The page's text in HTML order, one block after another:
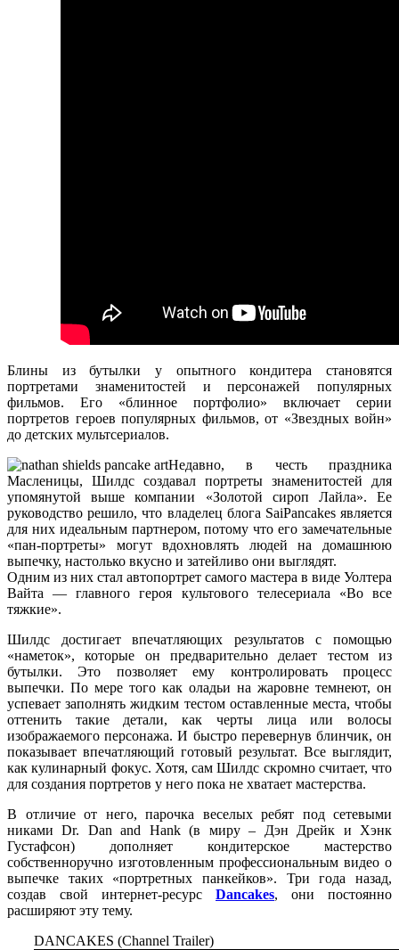
Блины из бутылки у опытного кондитера становятся
портретами знаменитостей и персонажей популярных
фильмов. Его «блинное портфолио» включает серии
портретов героев популярных фильмов, от «Звездных войн»
до детских мультсериалов.
Недавно, в честь праздника
Масленицы, Шилдс создавал портреты знаменитостей для
упомянутой выше компании «Золотой сироп Лайла». Ее
руководство решило, что владелец блога SaiPancakes является
для них идеальным партнером, потому что его замечательные
«пан-портреты» могут вдохновлять людей на домашнюю
выпечку, настолько вкусно и затейливо они выглядят.
Одним из них стал автопортрет самого мастера в виде Уолтера
Вайта — главного героя культового телесериала «Во все
тяжкие».
Шилдс достигает впечатляющих результатов с помощью
«наметок», которые он предварительно делает тестом из
бутылки. Это позволяет ему контролировать процесс
выпечки. По мере того как оладьи на жаровне темнеют, он
успевает заполнять жидким тестом оставленные места, чтобы
оттенить такие детали, как черты лица или волосы
изображаемого персонажа. И быстро перевернув блинчик, он
показывает впечатляющий готовый результат. Все выглядит,
как кулинарный фокус. Хотя, сам Шилдс скромно считает, что
для создания портретов у него пока не хватает мастерства.
В отличие от него, парочка веселых ребят под сетевыми
никами Dr. Dan and Hank (в миру – Дэн Дрейк и Хэнк
Густафсон) дополняет кондитерское мастерство
собственноручно изготовленным профессиональным видео о
выпечке таких «портретных панкейков». Три года назад,
создав свой интернет-ресурс Dancakes, они постоянно
расширяют эту тему.
DANCAKES (Channel Trailer)